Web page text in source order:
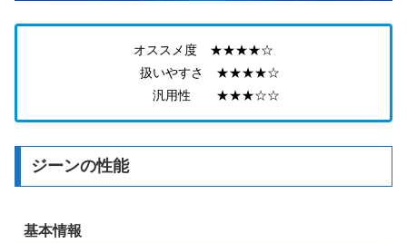
オススメ度 ★★★★☆
扱いやすさ ★★★★☆
汎用性 ★★★☆☆
ジーンの性能
基本情報